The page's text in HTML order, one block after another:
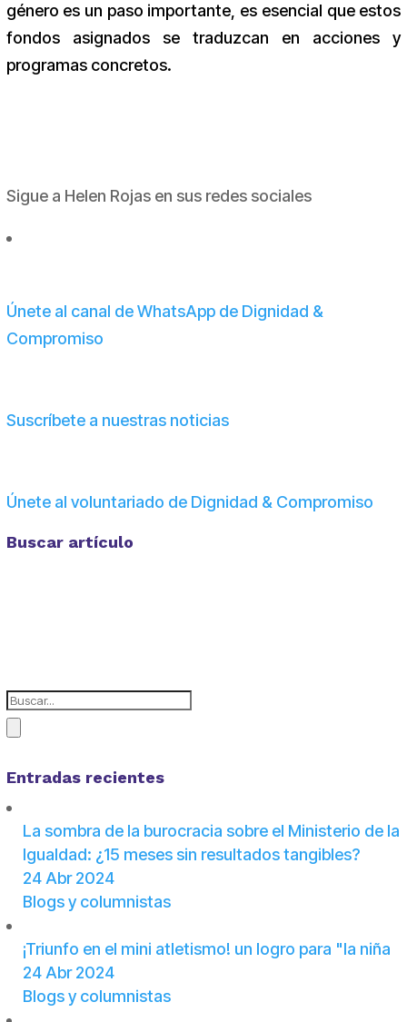
género es un paso importante, es esencial que estos
fondos asignados se traduzcan en acciones y
programas concretos.
Sigue a Helen Rojas en sus redes sociales
Únete al canal de WhatsApp de Dignidad &
Compromiso
Suscríbete a nuestras noticias
Únete al voluntariado de Dignidad & Compromiso
Buscar artículo
Entradas recientes
La sombra de la burocracia sobre el Ministerio de la
Igualdad: ¿15 meses sin resultados tangibles?
24 Abr 2024
Blogs y columnistas
¡Triunfo en el mini atletismo! un logro para "la niña
24 Abr 2024
Blogs y columnistas